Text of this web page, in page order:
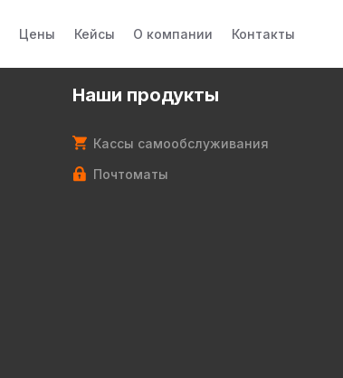
Цены Кейсы О компании Контакты
Наши продукты
Кассы самообслуживания
Почтоматы